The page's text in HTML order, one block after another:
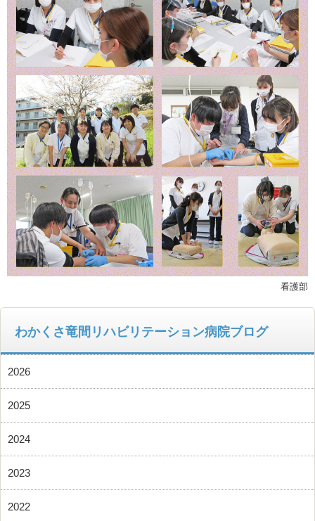
看護部
わかくさ竜間リハビリテーション病院ブログ
2026
2025
2024
2023
2022